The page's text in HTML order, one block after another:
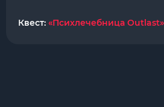
Квест: «Психлечебница Outlast»